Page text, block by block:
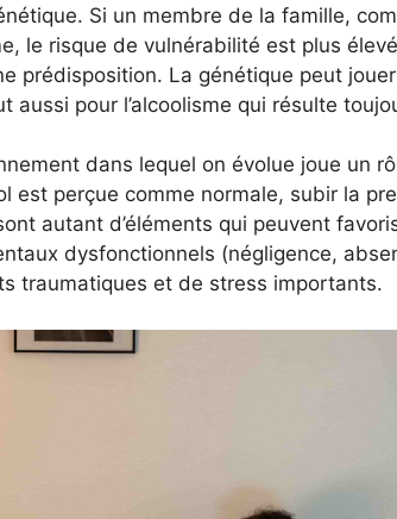
Si un membre de la famille,
le risque de vulnérabilité est plus
prédisposition. La génétique peut
pour l’alcoolisme qui résulte
dans lequel on évolue joue un
est perçue comme normale, subir la
autant d’éléments qui peuvent
dysfonctionnels (négligence,
traumatiques et de stress importants.